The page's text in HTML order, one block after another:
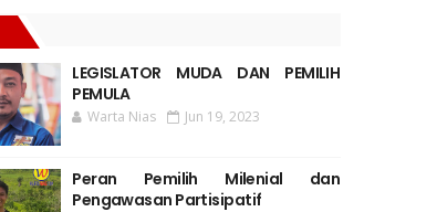
LEGISLATOR MUDA DAN PEMILIH
PEMULA
Warta Nias Jun 19, 2023
Peran Pemilih Milenial dan
Pengawasan Partisipatif